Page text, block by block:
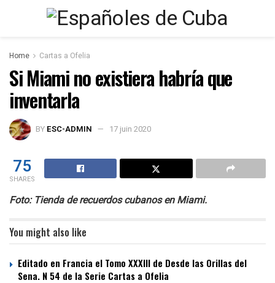
Home Cartas a Ofelia
Si Miami no existiera habría que
inventarla
BY ESC-ADMIN 17 juin 2020
75
SHARES
Foto: Tienda de recuerdos cubanos en Miami.
You might also like
Editado en Francia el Tomo XXXIII de Desde las Orillas del
Sena. N 54 de la Serie Cartas a Ofelia